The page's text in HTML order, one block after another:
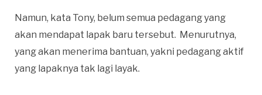
Namun, kata Tony, belum semua pedagang yang
akan mendapat lapak baru tersebut. Menurutnya,
yang akan menerima bantuan, yakni pedagang aktif
yang lapaknya tak lagi layak.